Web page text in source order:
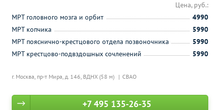
г. Москва, пр-т Мира, д. 146, ВДНХ (58 м) СВАО
Цена, руб.:
МРТ головного мозга и орбит
4990
МРТ копчика
5990
МРТ пояснично-крестцового отдела позвоночника
5990
МРТ крестцово-подвздошных сочленений
5990
+7 495 135-26-35